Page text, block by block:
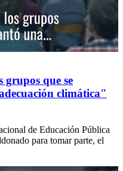
grupos que se
climática"
de Educación Pública
para tomar parte, el